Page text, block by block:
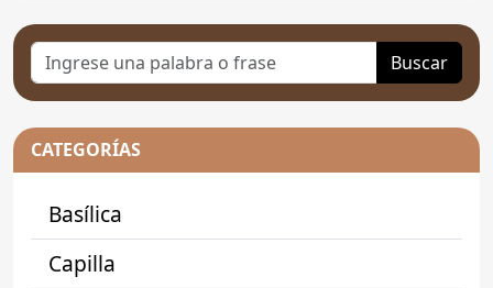
Buscar
CATEGORÍAS
Basílica
Capilla